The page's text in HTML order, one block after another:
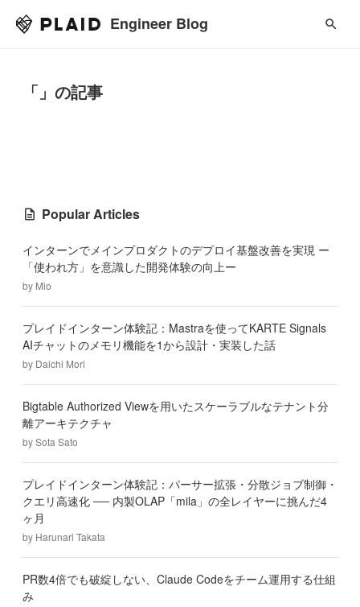
Engineer Blog
「」の記事
Popular Articles
インターンでメインプロダクトのデプロイ基盤改善を実現 ー
「使われ方」を意識した開発体験の向上ー
by Mio
プレイドインターン体験記：Mastraを使ってKARTE Signals
AIチャットのメモリ機能を1から設計・実装した話
by Daichi Mori
Bigtable Authorized Viewを用いたスケーラブルなテナント分
離アーキテクチャ
bySota Sato
プレイドインターン体験記：パーサー拡張・分散ジョブ制御・
クエリ高速化 ── 内製OLAP「mila」の全レイヤーに挑んだ4
ヶ月
by Harunari Takata
PR数4倍でも破綻しない、Claude Codeをチーム運用する仕組
み